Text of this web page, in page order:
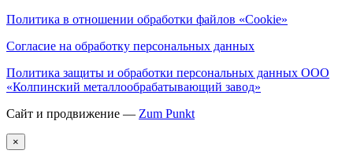
Политика в отношении обработки файлов «Cookie»
Согласие на обработку персональных данных
Политика защиты и обработки персональных данных ООО
«Колпинский металлообрабатывающий завод»
Сайт и продвижение — Zum Punkt
×